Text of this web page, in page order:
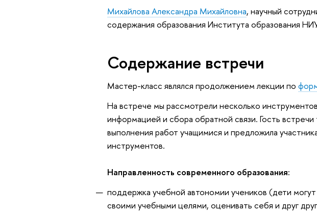
Михайлова Александра Михайловна, научный
содержания образования Института образования
Содержание встречи
Мастер-класс являлся продолжением лекции по
На встрече мы рассмотрели несколько
информацией и сбора обратной связи. Гость
выполнения работ учащимися и предложила
инструментов.
Направленность современного образования:
поддержка учебной автономии учеников (дети
своими учебными целями, оценивать себя и друг